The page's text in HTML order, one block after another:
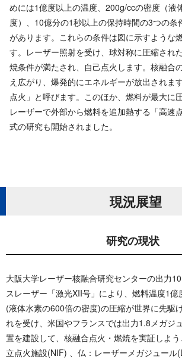
めには1億度以上の温度、200g/ccの密度（液
度）、10億分の1秒以上の保持時間の3つの条
があります。これらの条件は図に示すような
す。レーザー照射を受け、球対称に圧縮され
焼条件が満たされ、自己点火します。核融合
え広がり、爆発的にエネルギーが放出されま
点火」と呼びます。このほか、燃料が最大に
レーザーで外部から燃料を追加熱する「高速
式の研究も開始され ま し た 。
現 況 展 望
研 究 の 現 状
大阪大学レーザー核融合研究センターの出力
スレーザー「激光XII号」により、燃料温度1
(液体水素の600倍の密度)の圧縮が世界に先駆
れを受け、米国やフランスでは出力1.8メガジ
置を建設して、核融合点火・燃焼を実証しよ
立点火施設(NIF) 、仏：レーザーメガジュール